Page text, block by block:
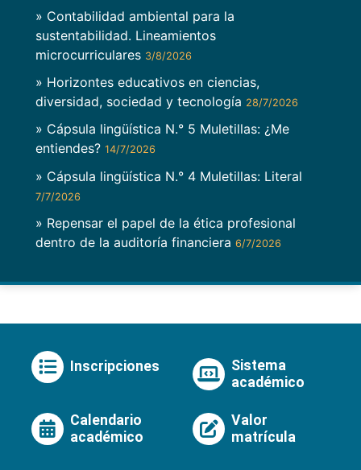
» Contabilidad ambiental para la
sustentabilidad. Lineamientos
microcurriculares 3/8/2026
» Horizontes educativos en ciencias,
diversidad, sociedad y tecnología 28/7/2026
» Cápsula lingüística N.° 5 Muletillas: ¿Me
entiendes? 14/7/2026
» Cápsula lingüística N.° 4 Muletillas: Literal
7/7/2026
» Repensar el papel de la ética profesional
dentro de la auditoría financiera 6/7/2026
Inscripciones
Sistema
académico
Calendario
académico
Valor
matrícula